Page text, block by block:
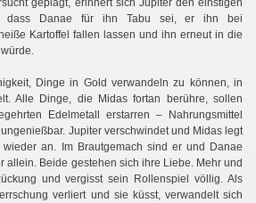
geplagt, erinnert sich Jupiter den einstigen
dass Danae für ihn Tabu sei, er ihn bei
Kartoffel fallen lassen und ihn erneut in die
Dinge in Gold verwandeln zu können, in
Alle Dinge, die Midas fortan berühre, sollen
Edelmetall erstarren – Nahrungsmittel
Jupiter verschwindet und Midas legt
an. Im Brautgemach sind er und Danae
allein. Beide gestehen sich ihre Liebe. Mehr und
und vergisst sein Rollenspiel völlig. Als
verliert und sie küsst, verwandelt sich